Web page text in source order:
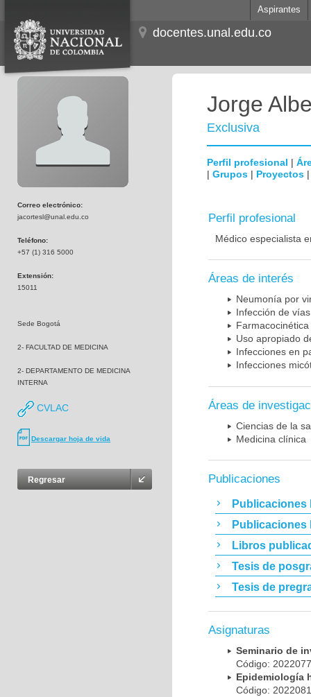
Aspirantes
docentes.unal.edu.co
Correo electrónico:
jacortesl@unal.edu.co
Teléfono:
+57 (1) 316 5000
Extensión:
15011
Sede Bogotá
2- FACULTAD DE MEDICINA
2- DEPARTAMENTO DE MEDICINA
INTERNA
CVLAC
Descargar hoja de vida
Regresar
Jorge
Exclusiva
Perfil profesional |
| Grupos | Proyectos
Perfil profesional
Médico especialista
Áreas de interés
Neumonía por
Infección de
Uso apropiado
Infecciones en
Infecciones
Áreas de
Ciencias de la
Medicina clínica
Publicaciones
Publicaciones
Publicaciones
Libros
Tesis de
Tesis de
Asignaturas
Seminario de
Código:
Epidemiología
Código: